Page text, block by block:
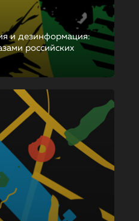
и дезинформация:
российских